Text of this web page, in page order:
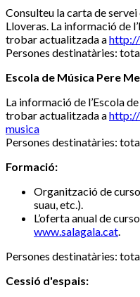
Consulteu la carta de servei
Lloveras. La informació de
trobar actualitzada ahttp://
Persones destinatàries:
Escola de Música Pere
La informació de l’Escola
trobar actualitzada ahttp://
musica
Persones destinatàries:
Formació:
Organització de
suau, etc.).
L’oferta anual de
www.salagala.cat.
Persones destinatàries:
Cessió d'espais: